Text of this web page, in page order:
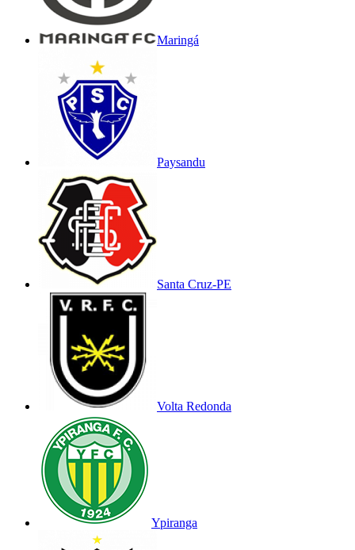
Maringá
Paysandu
Santa Cruz-PE
Volta Redonda
Ypiranga